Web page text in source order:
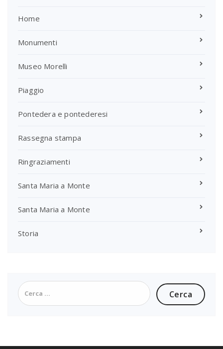
Home
Monumenti
Museo Morelli
Piaggio
Pontedera e pontederesi
Rassegna stampa
Ringraziamenti
Santa Maria a Monte
Santa Maria a Monte
Storia
Ricerca
per: